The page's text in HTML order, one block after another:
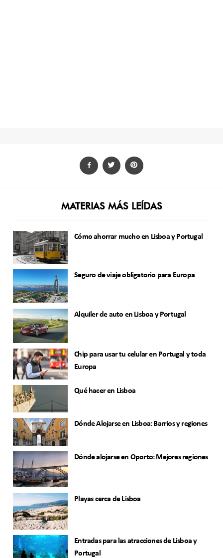
MATERIAS MÁS LEÍDAS
Cómo ahorrar mucho en Lisboa y Portugal
Seguro de viaje obligatorio para Europa
Alquiler de auto en Lisboa y Portugal
Chip para usar tu celular en Portugal y toda
Europa
Qué hacer en Lisboa
Dónde Alojarse en Lisboa: Barrios y regiones
Dónde alojarse en Oporto: Mejores regiones
Playas cerca de Lisboa
Entradas para las atracciones de Lisboa y
Portugal